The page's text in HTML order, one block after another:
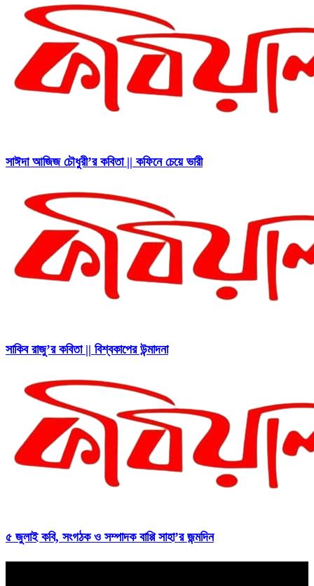
সাঈদা আজিজ চৌধুরী’র কবিতা || কফিনে চেয়ে ভারী
সাকিব রাজু’র কবিতা || বিশ্বকাপের উন্মাদনা
৫ জুলাই কবি, সংগঠক ও সম্পাদক বাপ্পি সাহা’র জন্মদিন